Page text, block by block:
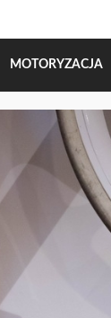
MOTORYZACJA